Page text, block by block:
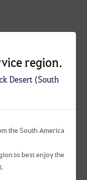
region.
Desert (South
the South America
to best enjoy the
Pérolas - 05/12 (qui.)
Pérolas - 28/11 (qui.)